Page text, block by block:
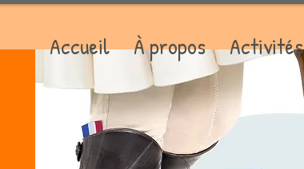
Accueil À propos Activités